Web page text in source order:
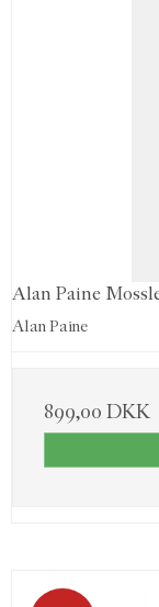
Alan Paine
Alan Paine
899,00 DKK